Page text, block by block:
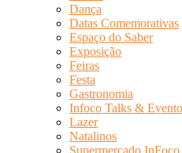
Dança
Datas Comemorativas
Espaço do Saber
Exposição
Feiras
Festa
Gastronomia
Infoco Talks &
Lazer
Natalinos